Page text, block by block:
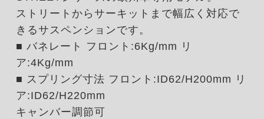
ストリートからサーキットまで幅広く対応で
きるサスペンションです。
■ バネレート フロント:6Kg/mm リ
ア:4Kg/mm
■ スプリング寸法 フロント:ID62/H200mm リ
ア:ID62/H220mm
キャンバー調節可